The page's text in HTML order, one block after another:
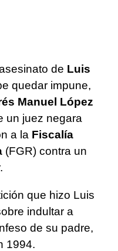
de Luis
quedar impune,
Manuel López
un juez negara
a la Fiscalía
(FGR) contra un
que hizo Luis
indultar a
de su padre,
1994.